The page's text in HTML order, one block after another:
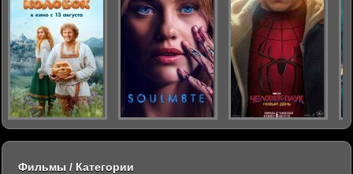
Фильмы / Категории